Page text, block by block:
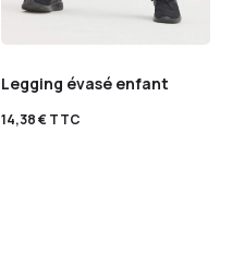
Legging évasé enfant
14,38€TTC